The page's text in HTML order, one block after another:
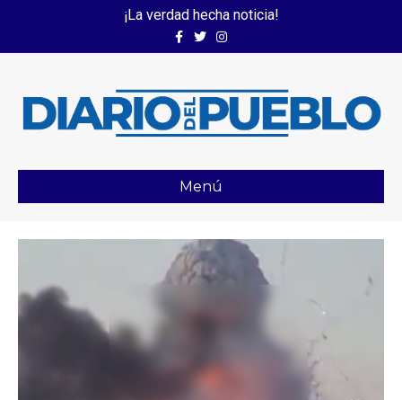
¡La verdad hecha noticia!
FacebookTwitterInstagram
Menú